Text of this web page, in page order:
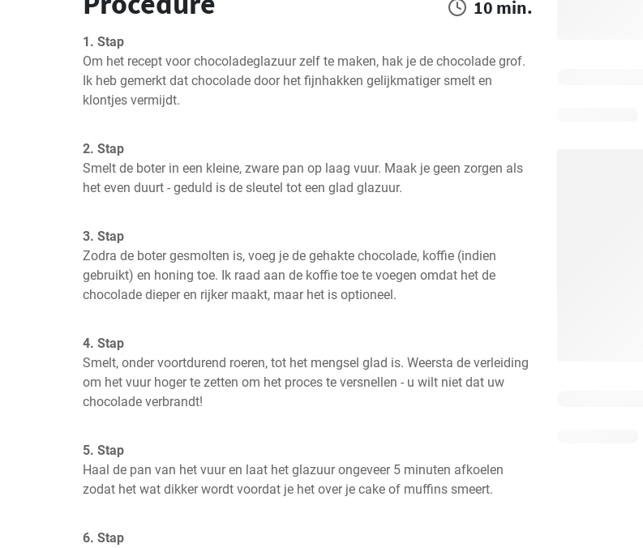
10 min.
1. Stap
Om het recept voor chocoladeglazuur zelf te maken, hak je de chocolade grof.
Ik heb gemerkt dat chocolade door het fijnhakken gelijkmatiger smelt en
klontjes vermijdt.
2. Stap
Smelt de boter in een kleine, zware pan op laag vuur. Maak je geen zorgen als
het even duurt - geduld is de sleutel tot een glad glazuur.
3. Stap
Zodra de boter gesmolten is, voeg je de gehakte chocolade, koffie (indien
gebruikt) en honing toe. Ik raad aan de koffie toe te voegen omdat het de
chocolade dieper en rijker maakt, maar het is optioneel.
4. Stap
Smelt, onder voortdurend roeren, tot het mengsel glad is. Weersta de verleiding
om het vuur hoger te zetten om het proces te versnellen - u wilt niet dat uw
chocolade verbrandt!
5. Stap
Haal de pan van het vuur en laat het glazuur ongeveer 5 minuten afkoelen
zodat het wat dikker wordt voordat je het over je cake of muffins smeert.
6. Stap